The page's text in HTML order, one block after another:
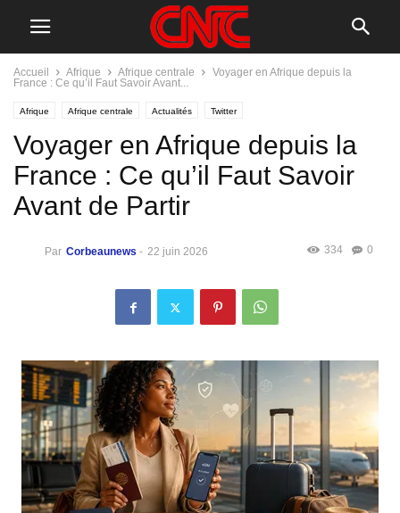
Accueil Afrique Afrique centrale
Voyager en Afrique depuis la
France : Ce qu’il Faut Savoir Avant...
Afrique Afrique centrale Actualités Twitter
Voyager en Afrique depuis la
France : Ce qu’il Faut Savoir
Avant de Partir
Par Corbeaunews - 22 juin 2026 0
334